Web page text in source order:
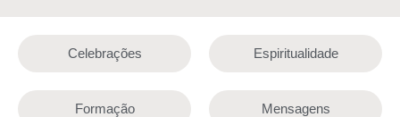
Celebrações Espiritualidade
Formação Mensagens